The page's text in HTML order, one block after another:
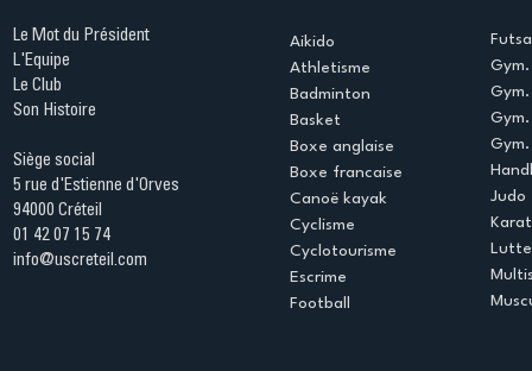
Le Mot du Président
L'Equipe
Le Club
Son Histoire
Siège social
5 rue d'Estienne d'Orves
94000 Créteil
01 42 07 15 74
info@uscreteil.com
Aikido
Athletisme
Badminton
Basket
Boxe anglaise
Boxe francaise
Canoë kayak
Cyclisme
Cyclotourisme
Escrime
Football
Judo
Lutte